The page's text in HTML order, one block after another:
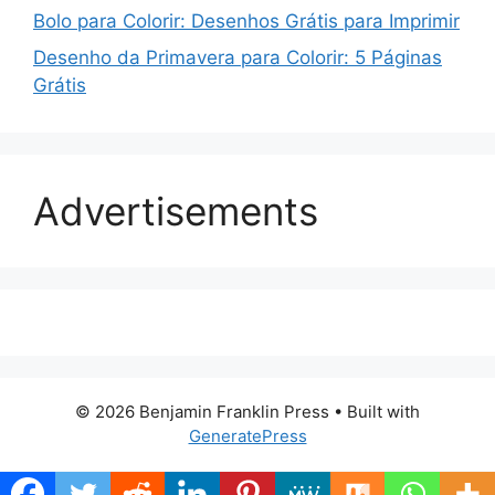
Bolo para Colorir: Desenhos Grátis para Imprimir
Desenho da Primavera para Colorir: 5 Páginas
Grátis
Advertisements
© 2026 Benjamin Franklin Press • Built with
GeneratePress